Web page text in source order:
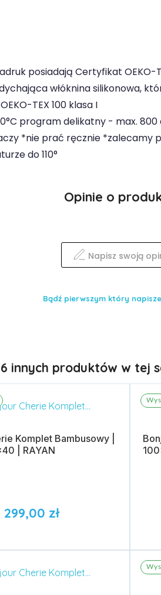
posiadają Certyfikat OEKO-
włóknina silikonowa,
TEX 100 klasa I
program delikatny - max.
*nie prać ręcznie *zalecamy
do 110°
innych produktów w tej
Komplet Bambusowy |
| RAYAN
299,00 zł
koszyka
Opinie o
Napisz swoją
Bądź pierwszym który